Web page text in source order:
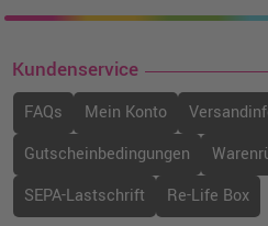
Kundenservice
FAQs Mein Konto
Gutscheinbedingungen
SEPA-Lastschrift
Re-Life Box